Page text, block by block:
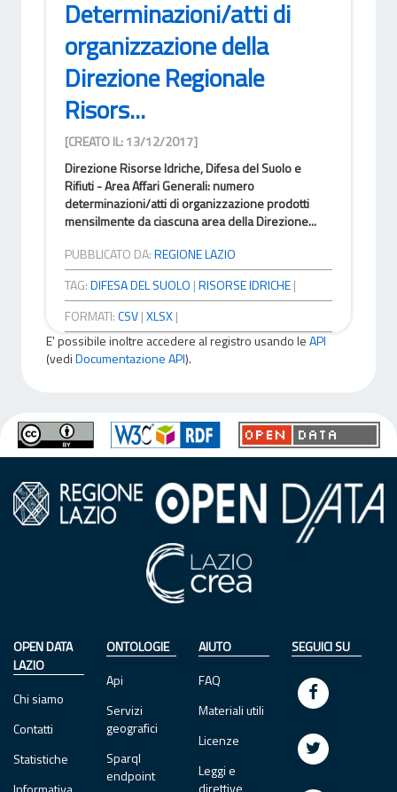
Determinazioni/atti di
organizzazione della
Direzione Regionale
Risors...
[CREATO IL: 13/12/2017]
Direzione Risorse Idriche, Difesa del Suolo e
Rifiuti - Area Affari Generali: numero
determinazioni/atti di organizzazione prodotti
mensilmente da ciascuna area della Direzione...
PUBBLICATO DA:REGIONE LAZIO
TAG:DIFESA DEL SUOLO |RISORSE IDRICHE|
FORMATI:CSV|XLSX|
E' possibile inoltre accedere al registro usando leAPI
(vediDocumentazione API).
OPEN DATA
LAZIO
Chi siamo
Contatti
Statistiche
ONTOLOGIE
Api
Servizi
geografici
Sparql
endpoint
AIUTO
FAQ
Materiali utili
Licenze
Leggi e
direttive
SEGUICI SU